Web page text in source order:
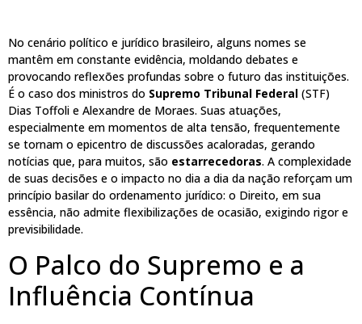
No cenário político e jurídico brasileiro, alguns nomes se
mantêm em constante evidência, moldando debates e
provocando reflexões profundas sobre o futuro das instituições.
É o caso dos ministros do Supremo Tribunal Federal (STF)
Dias Toffoli e Alexandre de Moraes. Suas atuações,
especialmente em momentos de alta tensão, frequentemente
se tornam o epicentro de discussões acaloradas, gerando
notícias que, para muitos, são estarrecedoras. A complexidade
de suas decisões e o impacto no dia a dia da nação reforçam um
princípio basilar do ordenamento jurídico: o Direito, em sua
essência, não admite flexibilizações de ocasião, exigindo rigor e
previsibilidade.
O Palco do Supremo e a
Influência Contínua